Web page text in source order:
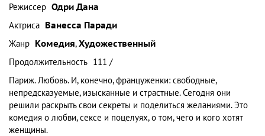
Режиссер Одри Дана
Актриса Ванесса Паради
Жанр Комедия,Художественный
Продолжительность 111 /
Париж. Любовь. И, конечно, француженки: свободные,
непредсказуемые, изысканные и страстные. Сегодня они
решили раскрыть свои секреты и поделиться желаниями. Это
комедия о любви, сексе и поцелуях, о том, чего и кого хотят
женщины.